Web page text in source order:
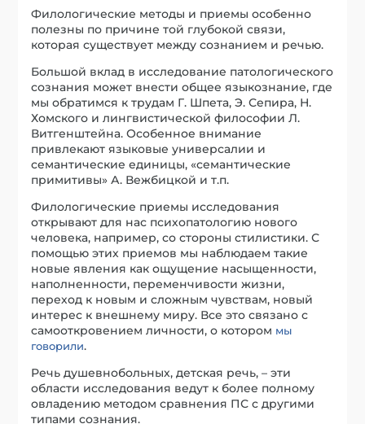
Филологические приемы исследования
открывают для нас психопатологию нового
человека, например, со стороны стилистики. С
помощью этих приемов мы наблюдаем такие
новые явления как ощущение насыщенности,
наполненности, переменчивости жизни,
переход к новым и сложным чувствам, новый
интерес к внешнему миру. Все это связано с
самооткровением личности, о котором
говорили.
Речь душевнобольных, детская речь, – эти
области исследования ведут к более полному
овладению методом сравнения ПС с другими
типами сознания.
Филология изучает человека и человеческое
Разумеется, нас интересуют только те
гуманитарные исследования, которые
действительно, а не только по имени, изучают
человека и человеческое. Здесь филология
предлагает замечательные примеры такие, как
«Язык Пушкина
Наблюдения над стилем жития протопопа
Аввакума» В. В. Виноградова, «Комментарии к
„Борису Годунову“» Г. О. Винокура,
исследование А. С. Демина о русском человеке